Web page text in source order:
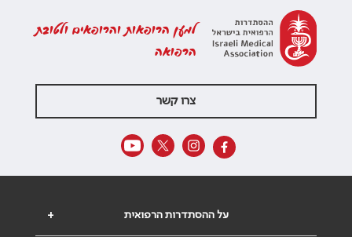
למען הרופאות והרופאים ולטובת
הרפואה
צרו קשר
+ על ההסתדרות הרפואית